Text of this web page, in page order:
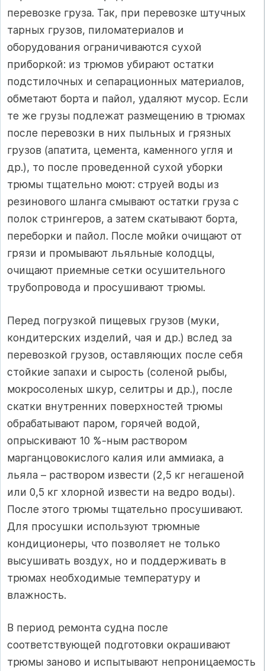
перевозке груза. Так, при перевозке штучных
тарных грузов, пиломатериалов и
оборудования ограничиваются сухой
приборкой: из трюмов убирают остатки
подстилочных и сепарационных материалов,
обметают борта и пайол, удаляют мусор. Если
те же грузы подлежат размещению в трюмах
после перевозки в них пыльных и грязных
грузов (апатита, цемента, каменного угля и
др.), то после проведенной сухой уборки
трюмы тщательно моют: струей воды из
резинового шланга смывают остатки груза с
полок стрингеров, а затем скатывают борта,
переборки и пайол. После мойки очищают от
грязи и промывают льяльные колодцы,
очищают приемные сетки осушительного
трубопровода и просушивают трюмы.
Перед погрузкой пищевых грузов (муки,
кондитерских изделий, чая и др.) вслед за
перевозкой грузов, оставляющих после себя
стойкие запахи и сырость (соленой рыбы,
мокросоленых шкур, селитры и др.), после
скатки внутренних поверхностей трюмы
обрабатывают паром, горячей водой,
опрыскивают 10 %-ным раствором
марганцовокислого калия или аммиака, а
льяла – раствором извести (2,5 кг негашеной
или 0,5 кг хлорной извести на ведро воды).
После этого трюмы тщательно просушивают.
Для просушки используют трюмные
кондиционеры, что позволяет не только
высушивать воздух, но и поддерживать в
трюмах необходимые температуру и
влажность.
В период ремонта судна после
соответствующей подготовки окрашивают
трюмы заново и испытывают непроницаемость